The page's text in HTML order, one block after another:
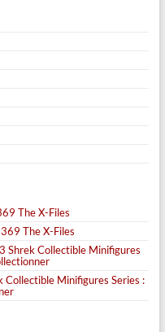
The X-Files
The X-Files
Shrek Collectible Minifigures
Minifigures Series :